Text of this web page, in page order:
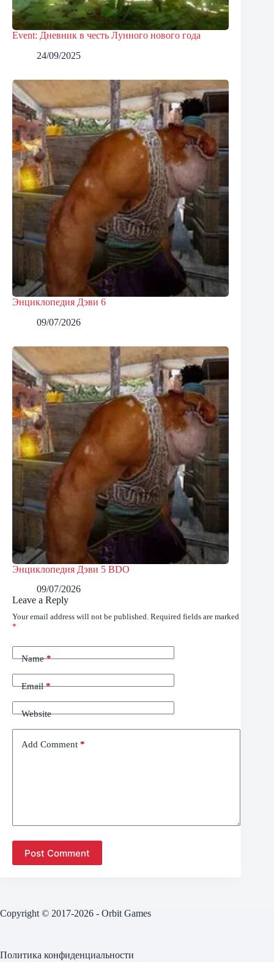
Event: Дневник в честь Лунного нового года
24/09/2025
Энциклопедия Дэви 6
09/07/2026
Энциклопедия Дэви 5 BDO
09/07/2026
Leave a Reply
Your email address will not be published. Required fields are marked
*
Name*
Email*
Website
Add Comment *
Post Comment
Copyright © 2017-2026 - Orbit Games
Политика конфиденциальности